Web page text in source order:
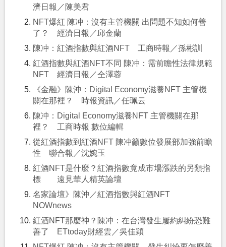
濟日報／陳美君
NFT爆紅 陳冲：沒有主管機關 出問題不知如何善
了？ 經濟日報／邱金蘭
陳冲：紅酒指數與紅酒NFT 工商時報／孫彬訓
紅酒指數與紅酒NFT不同 陳冲：需前瞻性法律規範
NFT 經濟日報／仝澤蓉
《金融》陳沖：Digital Economy滋養NFT 主管機
關在那裡？ 時報資訊／任珮云
陳冲：Digital Economy滋養NFT 主管機關在那
裡？ 工商時報 數位編輯
從紅酒指數到紅酒NFT 陳冲籲數位發展部加強前瞻
性 聯合報／沈婉玉
紅酒NFT是什麼？紅酒指數竟成市場漲跌的另類指
標 遠見華人精英論壇
名家論壇》陳沖／紅酒指數與紅酒NFT
NOWnews
紅酒NFT那麼神？陳冲：在台灣發生屢約糾紛恐難
善了 ETtoday財經雲／吳佳穎